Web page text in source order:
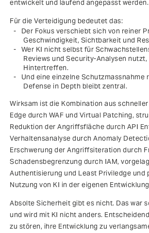
entwickelt und laufend angepasst werden.
Für die Verteidigung bedeutet das:
Der Fokus verschiebt sich von reiner
Geschwindigkeit, Sichtbarkeit und
Wer KI nicht selbst für
Reviews und Security-Analysen
Hintertreffen.
Und eine einzelne Schutzmassnahme
Defense in Depth bleibt zentral.
Wirksam ist die Kombination aus
Edge durch WAF und Virtual Patching,
Reduktion der Angriffsfläche durch API
Verhaltensanalyse durch Anomaly
Erschwerung der Angriffsiteration durch
Schadensbegrenzung durch IAM,
Authentisierung und Least Priviledge und
Nutzung von KI in der eigenen
Absolte Sicherheit gibt es nicht. Das war
und wird mit KI nicht anders.
zu stören, ihre Entwicklung zu